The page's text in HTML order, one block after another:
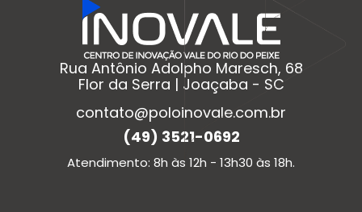
Rua Antônio Adolpho Maresch, 68
Flor da Serra | Joaçaba - SC
contato@poloinovale.com.br
(49) 3521-0692
Atendimento: 8h às 12h - 13h30 às 18h.